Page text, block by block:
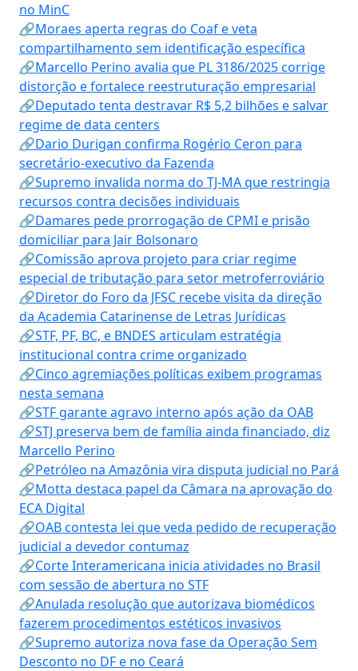
no MinC
🔗Moraes aperta regras do Coaf e veta
compartilhamento sem identificação específica
🔗Marcello Perino avalia que PL 3186/2025 corrige
distorção e fortalece reestruturação empresarial
🔗Deputado tenta destravar R$ 5,2 bilhões e salvar
regime de data centers
🔗Dario Durigan confirma Rogério Ceron para
secretário-executivo da Fazenda
🔗Supremo invalida norma do TJ-MA que restringia
recursos contra decisões individuais
🔗Damares pede prorrogação de CPMI e prisão
domiciliar para Jair Bolsonaro
🔗Comissão aprova projeto para criar regime
especial de tributação para setor metroferroviário
🔗Diretor do Foro da JFSC recebe visita da direção
da Academia Catarinense de Letras Jurídicas
🔗STF, PF, BC, e BNDES articulam estratégia
institucional contra crime organizado
🔗Cinco agremiações políticas exibem programas
nesta semana
🔗STF garante agravo interno após ação da OAB
🔗STJ preserva bem de família ainda financiado, diz
Marcello Perino
🔗Petróleo na Amazônia vira disputa judicial no Pará
🔗Motta destaca papel da Câmara na aprovação do
ECA Digital
🔗OAB contesta lei que veda pedido de recuperação
judicial a devedor contumaz
🔗Corte Interamericana inicia atividades no Brasil
com sessão de abertura no STF
🔗Anulada resolução que autorizava biomédicos
fazerem procedimentos estéticos invasivos
🔗Supremo autoriza nova fase da Operação Sem
Desconto no DF e no Ceará